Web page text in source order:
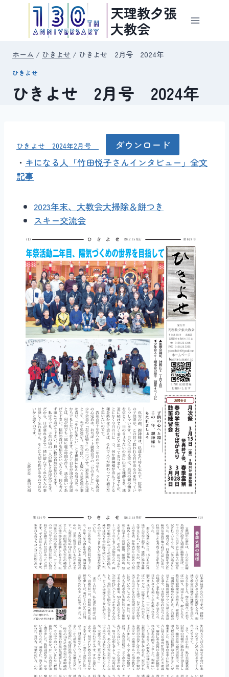
天理教夕張
大教会
ホーム / ひきよせ / ひきよせ 2月号 2024年
ひきよせ
ひきよせ 2月号 2024年
ひきよせ 2024年2月号 ダウンロード
・ キになる人「竹田悦子さんインタビュー」全文
記事
2023年末、大教会大掃除＆餅つき
スキー交流会